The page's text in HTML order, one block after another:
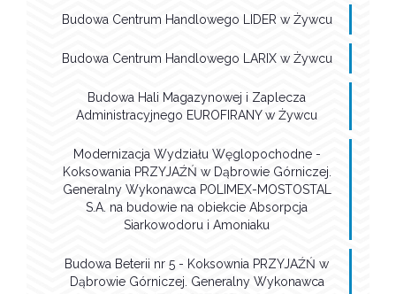
Budowa Centrum Handlowego LIDER w Żywcu
Budowa Centrum Handlowego LARIX w Żywcu
Budowa Hali Magazynowej i Zaplecza
Administracyjnego EUROFIRANY w Żywcu
Modernizacja Wydziału Węglopochodne -
Koksowania PRZYJAŹŃ w Dąbrowie Górniczej.
Generalny Wykonawca POLIMEX-MOSTOSTAL
S.A. na budowie na obiekcie Absorpcja
Siarkowodoru i Amoniaku
Budowa Beterii nr 5 - Koksownia PRZYJAŹŃ w
Dąbrowie Górniczej. Generalny Wykonawca